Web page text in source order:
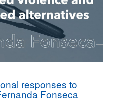
responses to
Fonseca